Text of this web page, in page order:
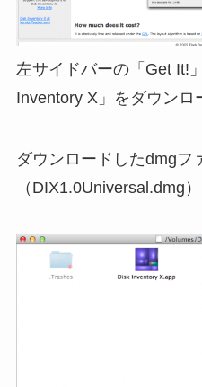
左サイドバーの「Get It!
Inventory X」をダウンロ
ダウンロードしたdmgフ
（DIX1.0Universal.dmg